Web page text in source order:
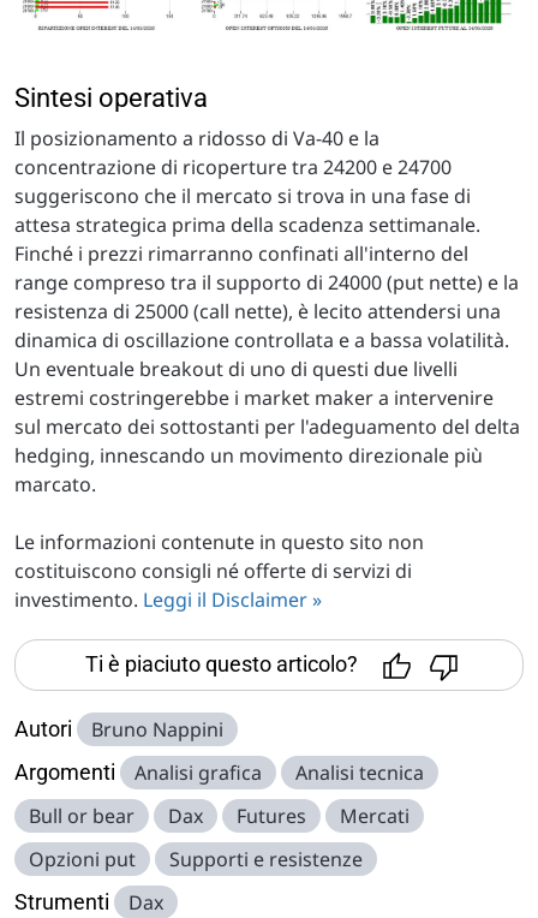
Sintesi operativa
Il posizionamento a ridosso di Va-40 e la
concentrazione di ricoperture tra 24200 e 24700
suggeriscono che il mercato si trova in una fase di
attesa strategica prima della scadenza settimanale.
Finché i prezzi rimarranno confinati all'interno del
range compreso tra il supporto di 24000 (put nette) e la
resistenza di 25000 (call nette), è lecito attendersi una
dinamica di oscillazione controllata e a bassa volatilità.
Un eventuale breakout di uno di questi due livelli
estremi costringerebbe i market maker a intervenire
sul mercato dei sottostanti per l'adeguamento del delta
hedging, innescando un movimento direzionale più
marcato.
Le informazioni contenute in questo sito non
costituiscono consigli né offerte di servizi di
investimento. Leggi il Disclaimer »
Ti è piaciuto questo articolo?
Autori Bruno Nappini
Argomenti Analisi grafica
Analisi tecnica
Bull or bear
Dax Futures
Mercati
Opzioni put
Supporti e resistenze
Strumenti Dax